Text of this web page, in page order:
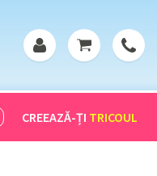
CREEAZĂ-ȚI TRICOUL